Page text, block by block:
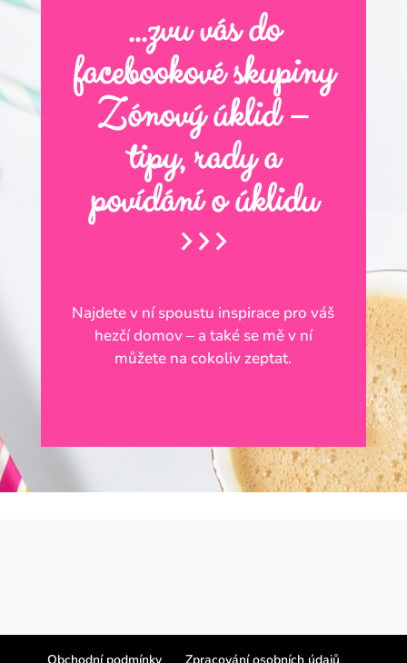
…zvu vás do
facebookové skupiny
Zónový úklid –
tipy, rady a
povídání o úklidu
>>>
Najdete v ní spoustu inspirace pro váš
hezčí domov – a také se mě v ní
můžete na cokoliv zeptat.